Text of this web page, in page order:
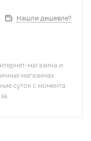
Нашли дешевле?
магазина и
магазинах.
суток с момента